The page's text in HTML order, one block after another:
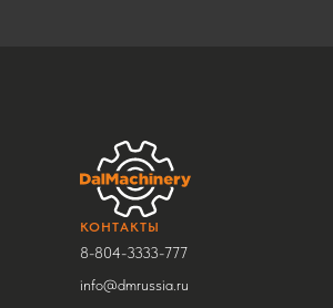
КОНТАКТЫ
8-804-3333-777
info@dmrussia.ru